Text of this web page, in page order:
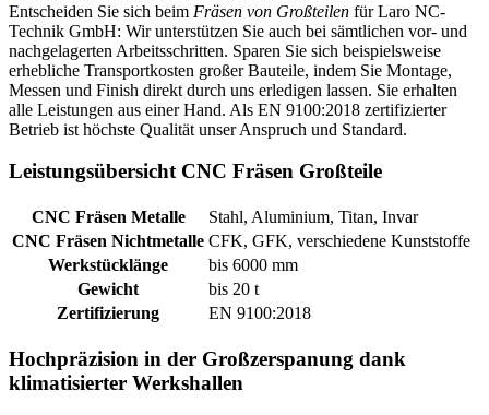
Entscheiden Sie sich beim Fräsen von Großteilen für Laro NC-
Technik GmbH: Wir unterstützen Sie auch bei sämtlichen vor- und
nachgelagerten Arbeitsschritten. Sparen Sie sich beispielsweise
erhebliche Transportkosten großer Bauteile, indem Sie Montage,
Messen und Finish direkt durch uns erledigen lassen. Sie erhalten
alle Leistungen aus einer Hand. Als EN 9100:2018 zertifizierter
Betrieb ist höchste Qualität unser Anspruch und Standard.
Leistungsübersicht CNC Fräsen Großteile
CNC Fräsen Metalle
Stahl, Aluminium, Titan, Invar
CNC Fräsen Nichtmetalle CFK, GFK, verschiedene Kunststoffe
Werkstücklänge
bis 6000 mm
Gewicht
bis 20 t
Zertifizierung
EN 9100:2018
Hochpräzision in der Großzerspanung dank
klimatisierter Werkshallen